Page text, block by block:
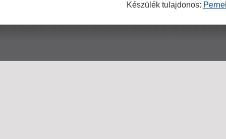
Készülék tulajdonos: